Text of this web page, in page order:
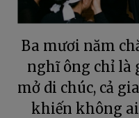
Ba mươi năm
nghĩ ông chỉ là
mở di chúc, cả
khiến không ai